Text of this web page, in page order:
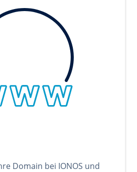
Domain bei IONOS und